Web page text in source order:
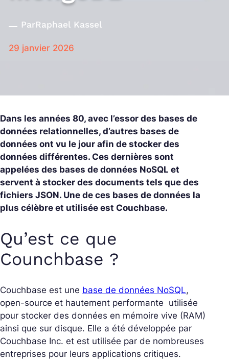
ParRaphael Kassel
29 janvier 2026
Dans les années 80, avec l’essor des bases de
données relationnelles, d’autres bases de
données ont vu le jour afin de stocker des
données différentes. Ces dernières sont
appelées des bases de données NoSQL et
servent à stocker des documents tels que des
fichiers JSON. Une de ces bases de données la
plus célèbre et utilisée est Couchbase.
Qu’est ce que
Counchbase ?
Couchbase est une base de données NoSQL,
open-source et hautement performante utilisée
pour stocker des données en mémoire vive (RAM)
ainsi que sur disque. Elle a été développée par
Couchbase Inc. et est utilisée par de nombreuses
entreprises pour leurs applications critiques.